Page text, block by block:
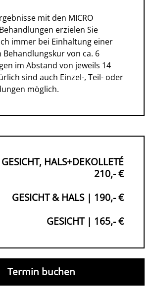
mit den MICRO
erzielen Sie
immer bei Einhaltung einer
von ca. 6
im Abstand von jeweils 14
sind auch Einzel-, Teil- oder
möglich.
GESICHT, HALS+DEKOLLETÉ
210,- €
GESICHT & HALS | 190,- €
GESICHT | 165,- €
Termin buchen